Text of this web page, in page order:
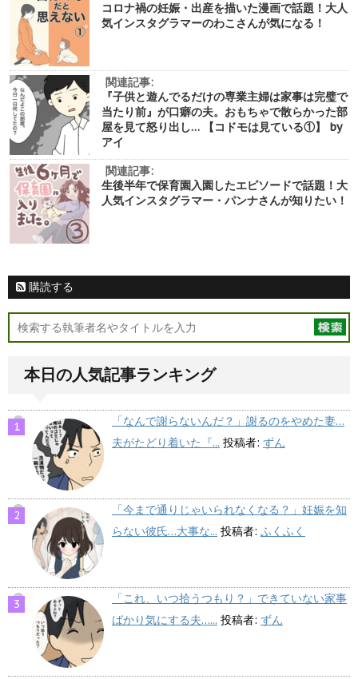
コロナ禍の妊娠・出産を描いた漫画で話題！大人
気インスタグラマーのわこさんが気になる！
関連記事:
『子供と遊んでるだけの専業主婦は家事は完璧で
当たり前』が口癖の夫。おもちゃで散らかった部
屋を見て怒り出し… 【コドモは見ている①】 by
アイ
関連記事:
生後半年で保育園入園したエピソードで話題！大
人気インスタグラマー・パンナさんが知りたい！
購読する
本日の人気記事ランキング
「なんで謝らないんだ？」謝るのをやめた妻…
夫がたどり着いた『... 投稿者: ずん
「今まで通りじゃいられなくなる？」妊娠を知
らない彼氏…大事な... 投稿者: ふくふく
「これ、いつ拾うつもり？」できていない家事
ばかり気にする夫…... 投稿者: ずん